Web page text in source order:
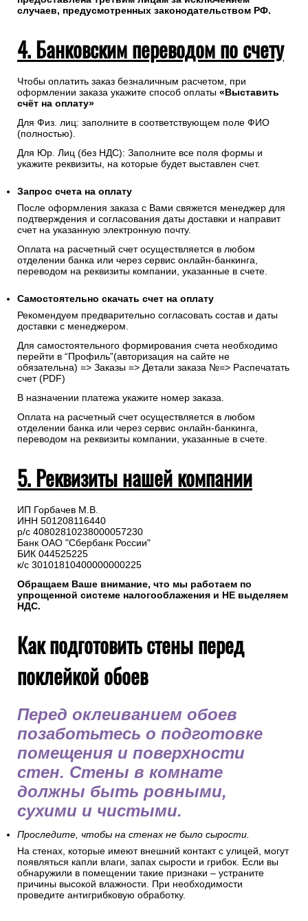
платежа и электронный кассовый чек.
случаев, предусмотренных законодательством РФ.
4. Банковским переводом по счету
Чтобы оплатить заказ безналичным расчетом, при
оформлении заказа укажите способ оплаты«Выставить
счёт на оплату»
Для Физ. лиц: заполните в соответствующем поле ФИО
(полностью).
Для Юр. Лиц (без НДС): Заполните все поля формы и
Запрос счета на оплату
После оформления заказа с Вами свяжется менеджер для
подтверждения и согласования даты доставки и направит
счет на указанную электронную почту.
отделении банка или через сервис онлайн-банкинга,
Рекомендуем предварительно согласовать состав и даты
доставки с менеджером.
Для самостоятельного формирования счета необходимо
перейти в “Профиль”(авторизация на сайте не
обязательна) => Заказы => Детали заказа №=> Распечатать
счет (PDF)
В назначении платежа укажите номер заказа.
переводом на реквизиты компании, указанные в счете.
5. Реквизиты нашей компании
ИП Горбачев М.В.
ИНН 501208116440
р/с 40802810238000057230
Банк ОАО "Сбербанк России"
БИК 044525225
к/с 30101810400000000225
НДС.
Как подготовить стены перед
поклейкой обоев
Перед оклеиванием обоев
позаботьтесь о подготовке
помещения и поверхности
стен. Стены в комнате
должны быть ровными,
сухими и чистыми.
Проследите, чтобы на стенах не было сырости.
На стенах, которые имеют внешний контакт с улицей, могут
появляться капли влаги, запах сырости и грибок. Если вы